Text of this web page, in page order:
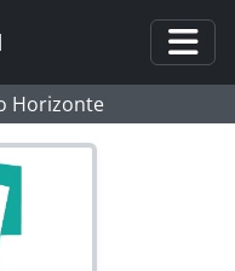
Horizonte